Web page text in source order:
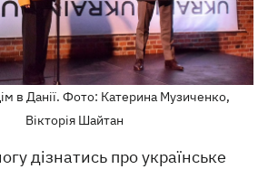
в Данії. Фото: Катерина Музиченко,
Вікторія Шайтан
дізнатись про українське